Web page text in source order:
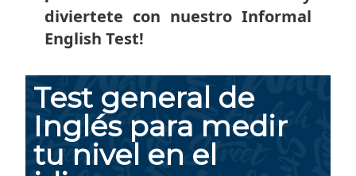
diviertete con nuestro Informal
English Test!